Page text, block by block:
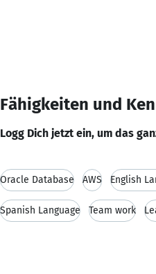
Fähigkeiten und
Logg Dich jetzt ein, um das
Oracle Database AWS English
Spanish Language Team work